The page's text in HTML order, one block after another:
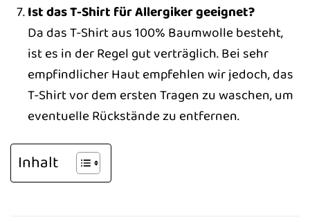
Ist das T-Shirt für Allergiker geeignet?
Da das T-Shirt aus 100% Baumwolle besteht,
ist es in der Regel gut verträglich. Bei sehr
empfindlicher Haut empfehlen wir jedoch, das
T-Shirt vor dem ersten Tragen zu waschen, um
eventuelle Rückstände zu entfernen.
Inhalt